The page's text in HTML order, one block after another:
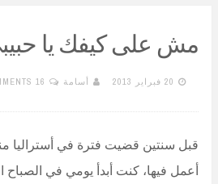
مش على كيفك يا
20 فبراير 2013 أسامة 16 COMMENTS
قبل سنتين قضيت فترة في أستراليا
أعمل فيها، كنت أبدأ يومي في الصباح